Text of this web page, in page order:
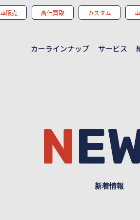
販売 高価買取 カスタム
カーラインナップ サービス
新着情報